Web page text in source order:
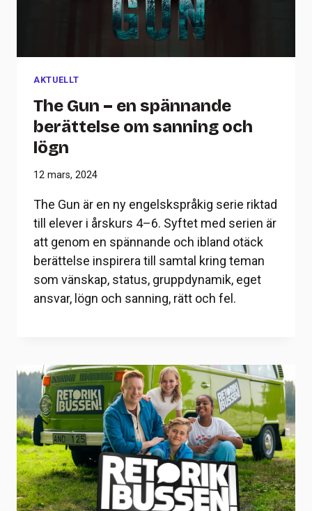
AKTUELLT
The Gun – en spännande
berättelse om sanning och
lögn
12 mars, 2024
The Gun är en ny engelskspråkig serie riktad
till elever i årskurs 4–6. Syftet med serien är
att genom en spännande och ibland otäck
berättelse inspirera till samtal kring teman
som vänskap, status, gruppdynamik, eget
ansvar, lögn och sanning, rätt och fel.